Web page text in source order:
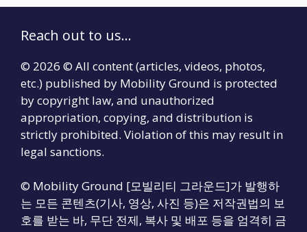
Reach out to us...
© 2026 © All content (articles, videos, photos,
etc.) published by Mobility Ground is protected
by copyright law, and unauthorized
appropriation, copying, and distribution is
strictly prohibited. Violation of this may result in
legal sanctions.
© Mobility Ground [모빌리티 그라운드]가 발행하
는 모든 콘텐츠(기사, 영상, 사진 등)은 저작권법의 보
호를 받는 바, 무단 전제, 복사 및 배포 등을 엄격히 금